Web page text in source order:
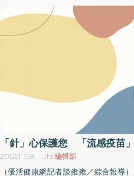
黃豆類食品，不僅不含膽固醇，還可
避免傳統的紅蔥頭、肉燥等高油膩湯
湯熬煮，最後加上青菜，如小白菜、
擇，繼能增加膳食纖維的攝取量又可
養師也提醒，食用湯圓應以小碗分裝
一次午點或晚上點心食用，但應和飲
搭配一個拳頭大的蔬菜水果，才能吃的
取量卻很少。因此，今年新光醫院營
低油高纖年菜，主要是強調年菜製作
高纖維、多樣化的食材與有變化的點心
也可以吃得安心與健康。新光醫院江
鮮的烏骨雞來熬湯，百菇雞湯慶團圓
包含生香菇、杏鮑菇、金針菇等，菇
還含有調節免疫系統的多醣體，讓民
大量的纖維；但夏子雯營養師也提醒
痛風患者應酌量食用，也建議怕胖的
主食部分，一般民眾在過年時喜歡選
服，新光醫院設計的是步步糕升保健
常適合一家大小享用，雖然減少用油
先爆香，讓其充滿香氣又不減美味。
「針」心保護您 「流感疫苗
2012/11/28 Uho編輯部
（優活健康網記者談雍雍／綜合報導